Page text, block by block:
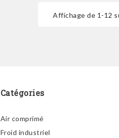
Affichage de 1-12
Catégories
Air comprimé
Froid industriel